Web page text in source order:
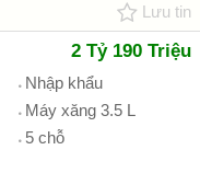
Lưu tin
2 Tỷ 190 Triệu
Nhập khẩu
Máy xăng 3.5 L
5 chỗ